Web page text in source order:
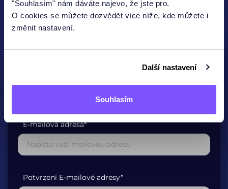
"Souhlasím" nám dáváte najevo, že jste pro.
O cookies se můžete dozvědět více níže, kde můžete i
změnit nastavení.
Další nastavení
Souhlasím
KONTAKTUJTE NÁS
E-mailová adresa*
Potvrzení E-mailové adresy*